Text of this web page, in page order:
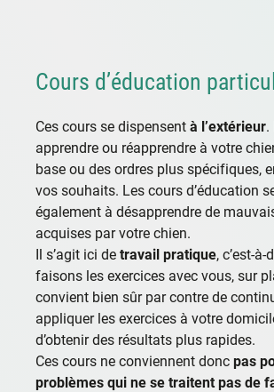
Cours d’éducation
Ces cours se dispensentà l’extérieur.
apprendre ou réapprendre à votre
base ou des ordres plus spécifiques,
vos souhaits. Les cours d’éducation
également à désapprendre de
acquises par votre chien.
Il s’agit ici detravail pratique, c’est-
faisons les exercices avec vous, sur
convient bien sûr par contre de
appliquer les exercices à votre
d’obtenir des résultats plus rapides.
Ces cours ne conviennent doncpas
problèmes qui ne se traitent pas de